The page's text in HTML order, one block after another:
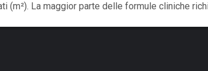
(m²). La maggior parte delle formule cliniche